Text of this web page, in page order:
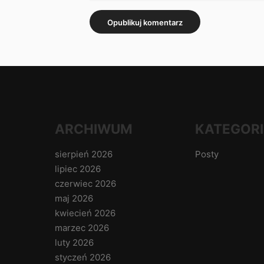
ARCHIWUM
sierpień 2026
lipiec 2026
czerwiec 2026
maj 2026
kwiecień 2026
marzec 2026
luty 2026
styczeń 2026
Posty